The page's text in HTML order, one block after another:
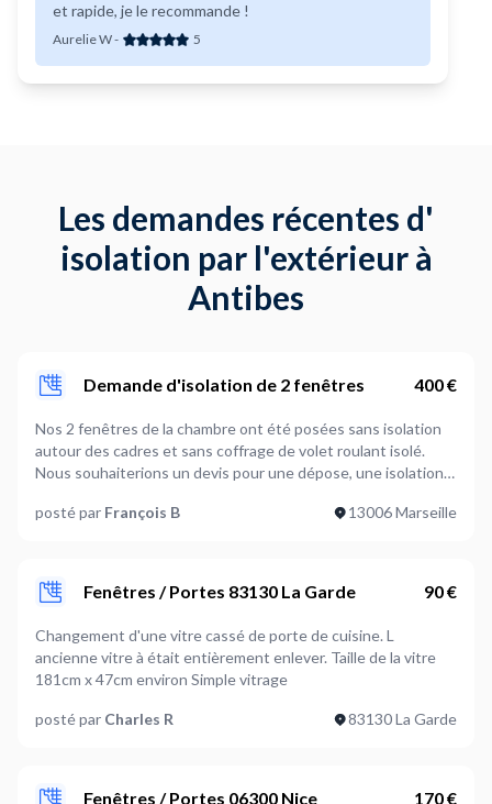
et rapide, je le recommande !
Aurelie W- 5
Les demandes récentes d'
isolation par l'extérieur à
Antibes
Demande d'isolation de 2 fenêtres 400 €
Nos 2 fenêtres de la chambre ont été posées sans isolation
autour des cadres et sans coffrage de volet roulant isolé.
Nous souhaiterions un devis pour une dépose, une isolation
pour le volet roulant? Merci beaucoup, François
posté par François B 13006 Marseille
Fenêtres / Portes 83130 La Garde 90 €
Changement d'une vitre cassé de porte de cuisine. L
ancienne vitre à était entièrement enlever. Taille de la vitre
181cm x 47cm environ Simple vitrage
posté par Charles R 83130 La Garde
Fenêtres / Portes 06300 Nice 170 €